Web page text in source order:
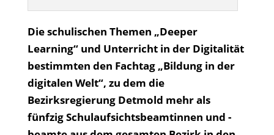
Die schulischen Themen „Deeper
Learning“ und Unterricht in der Digitalität
bestimmten den Fachtag „Bildung in der
digitalen Welt“, zu dem die
Bezirksregierung Detmold mehr als
fünfzig Schulaufsichtsbeamtinnen und -